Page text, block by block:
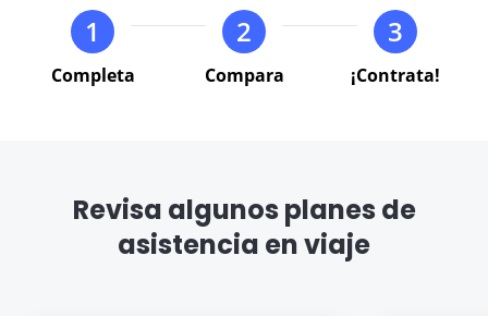
VER BLOG
keyboard
shortcuts
for
keyboard
for
1
Completa
2
Compara
3
¡Contrata!
Revisa algunos planes de
asistencia en viaje